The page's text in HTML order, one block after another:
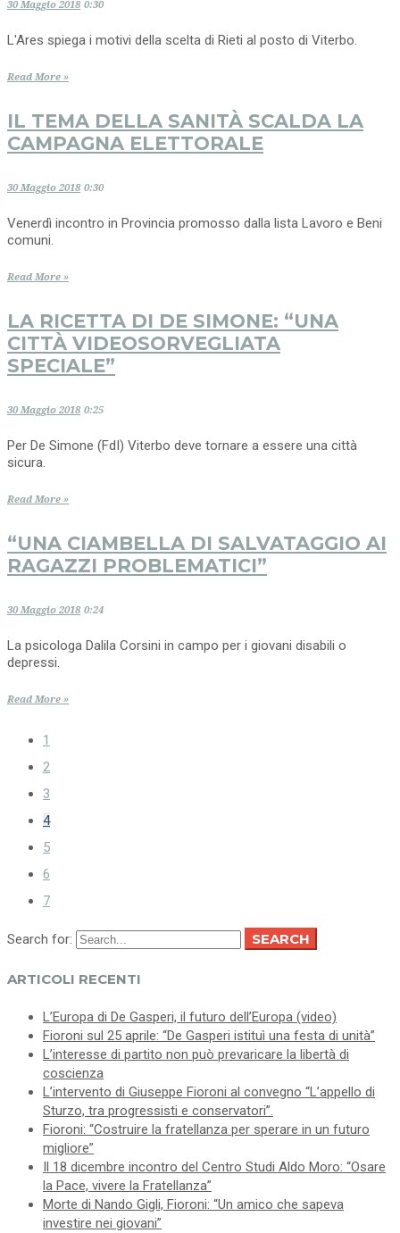
30 Maggio 2018 0:30
L'Ares spiega i motivi della scelta di Rieti al posto di Viterbo.
Read More »
IL TEMA DELLA SANITÀ SCALDA LA
CAMPAGNA ELETTORALE
30 Maggio 2018 0:30
Venerdì incontro in Provincia promosso dalla lista Lavoro e Beni
comuni.
Read More »
LA RICETTA DI DE SIMONE: “UNA
CITTÀ VIDEOSORVEGLIATA
SPECIALE”
30 Maggio 2018 0:25
Per De Simone (FdI) Viterbo deve tornare a essere una città
sicura.
Read More »
“UNA CIAMBELLA DI SALVATAGGIO AI
RAGAZZI PROBLEMATICI”
30 Maggio 2018 0:24
La psicologa Dalila Corsini in campo per i giovani disabili o
depressi.
Read More »
1
2
3
4
5
6
7
Search for: SEARCH
ARTICOLI RECENTI
L’Europa di De Gasperi, il futuro dell’Europa (video)
Fioroni sul 25 aprile: “De Gasperi istituì una festa di unità”
L’interesse di partito non può prevaricare la libertà di
coscienza
L’intervento di Giuseppe Fioroni al convegno “L’appello di
Sturzo, tra progressisti e conservatori”.
Fioroni: “Costruire la fratellanza per sperare in un futuro
migliore”
Il 18 dicembre incontro del Centro Studi Aldo Moro: “Osare
la Pace, vivere la Fratellanza”
Morte di Nando Gigli, Fioroni: “Un amico che sapeva
investire nei giovani”